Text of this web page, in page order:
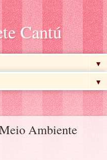
Cantú
▼
▼
Ambiente